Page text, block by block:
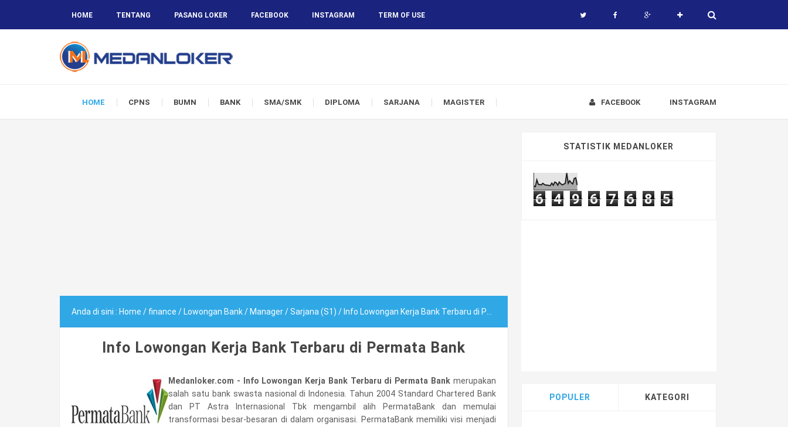
HOME TENTANG PASANG LOKER FACEBOOK INSTAGRAM TERM OF USE
HOME CPNS BUMN BANK SMA/SMK DIPLOMA SARJANA MAGISTER INSTAGRAM
FACEBOOK
Anda di sini : Home / finance / Lowongan Bank/ Manager/Sarjana (S1) / Info Lowongan Kerja Bank Terbaru di Permata Bank
Info Lowongan Kerja Bank Terbaru di Permata Bank
Medanloker.com - Info Lowongan Kerja Bank Terbaru di Permata Bank merupakan
salah satu bank swasta nasional di Indonesia. Tahun 2004 Standard Chartered Bank
dan PT Astra Internasional Tbk mengambil alih PermataBank dan memulai
transformasi besar-besaran di dalam organisasi. PermataBank memiliki visi menjadi
STATISTIK MEDANLOKER
6 4 9 6 7 6 8 5
POPULER KATEGORI